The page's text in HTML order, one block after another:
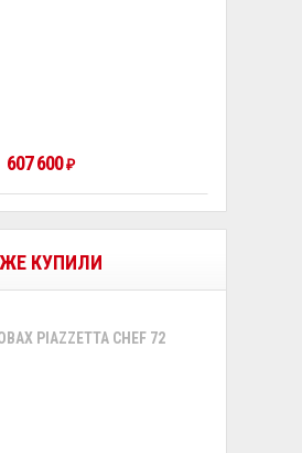
607 600₽
КУПИЛИ
PIAZZETTA CHEF 72